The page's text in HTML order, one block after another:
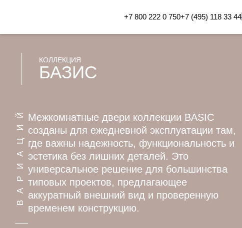
+7 800 222 0 750+7 (495) 118 33 44
КОЛЛЕКЦИЯ
БАЗИС
ВАРИАЦИЙ Межкомнатные двери коллекции BASIC
созданы для ежедневной эксплуатации там,
где важны надежность, функциональность и
эстетика без лишних деталей. Это
универсальное решение для большинства
типовых проектов, предлагающее
аккуратный внешний вид и проверенную
временем конструкцию.